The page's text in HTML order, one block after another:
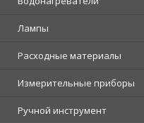
Лампы
Расходные материалы
Измерительные приборы
Ручной инструмент